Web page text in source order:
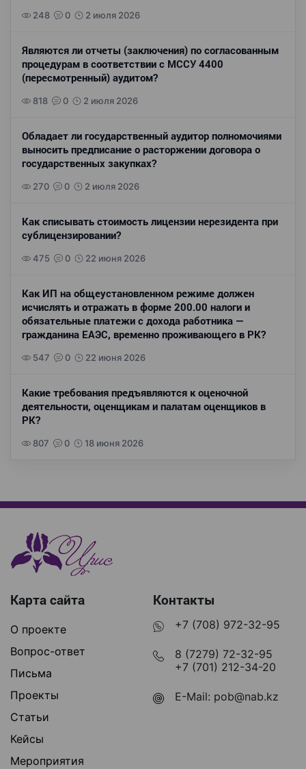
248 0 2 июля 2026
Являются ли отчеты (заключения) по согласованным
процедурам в соответствии с МССУ 4400
(пересмотренный) аудитом?
818 0 2 июля 2026
Обладает ли государственный аудитор полномочиями
выносить предписание о расторжении договора о
государственных закупках?
270 0 2 июля 2026
Как списывать стоимость лицензии нерезидента при
сублицензировании?
475 0 22 июня 2026
Как ИП на общеустановленном режиме должен
исчислять и отражать в форме 200.00 налоги и
обязательные платежи с дохода работника —
гражданина ЕАЭС, временно проживающего в РК?
547 0 22 июня 2026
Какие требования предъявляются к оценочной
деятельности, оценщикам и палатам оценщиков в
РК?
807 0 18 июня 2026
Карта сайта
О проекте
Вопрос-ответ
Письма
Проекты
Статьи
Кейсы
Мероприятия
Контакты
+7 (708) 972-32-95
8 (7279) 72-32-95
+7 (701) 212-34-20
E-Mail: pob@nab.kz